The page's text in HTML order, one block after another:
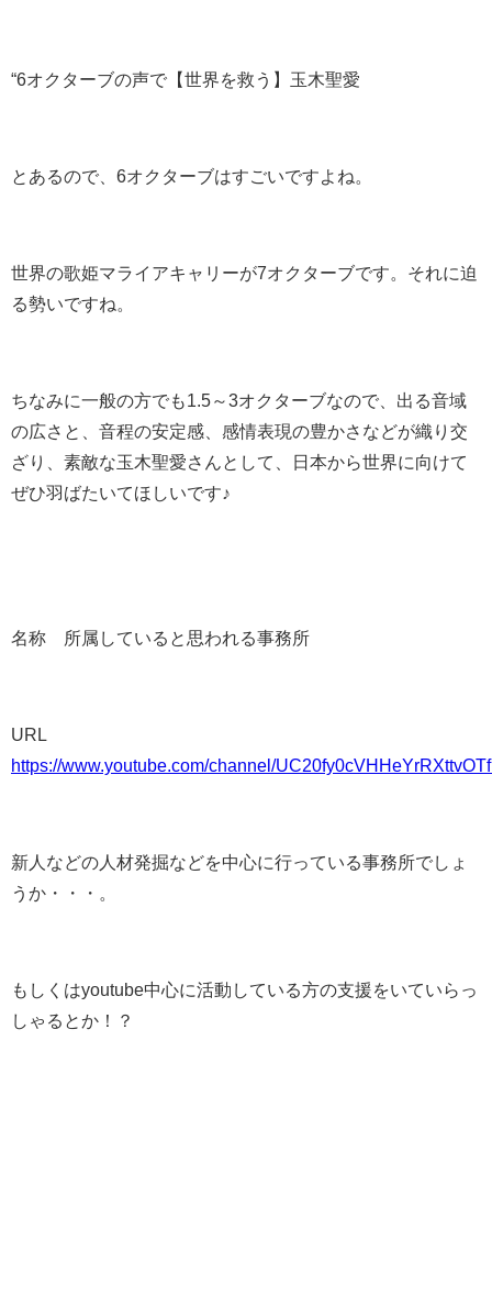
“6オクターブの声で【世界を救う】玉木聖愛
とあるので、6オクターブはすごいですよね。
世界の歌姫マライアキャリーが7オクターブです。それに迫
る勢いですね。
ちなみに一般の方でも1.5～3オクターブなので、出る音域
の広さと、音程の安定感、感情表現の豊かさなどが織り交
ざり、素敵な玉木聖愛さんとして、日本から世界に向けて
ぜひ羽ばたいてほしいです♪
名称 所属していると思われる事務所
URL
https://www.youtube.com/channel/
新人などの人材発掘などを中心に行っている事務所でしょ
うか・・・。
もしくはyoutube中心に活動している方の支援をいていらっ
しゃるとか！？